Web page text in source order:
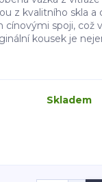
z kvalitního skla a
cínovými spoji,
kousek je
Skladem